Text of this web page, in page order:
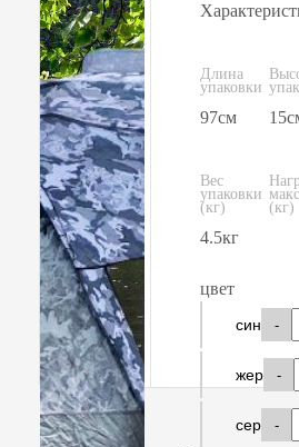
Длина
упаковки
97см
Вес
упаковки
(кг)
4.5кг
(кг)
цвет
син -
жер -
сер -